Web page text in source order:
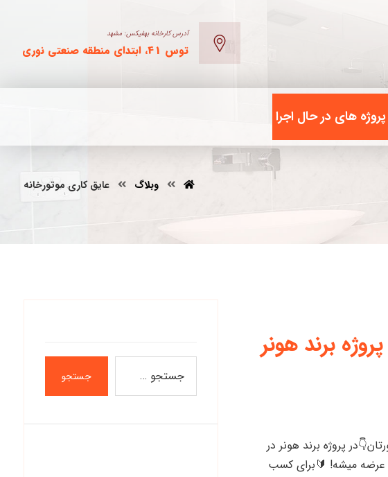
آدرس کارخانه بهفیکس: مشهد
توس 41، ابتدای منطقه صنعتی نوری
پروژه های در حال اجرا
وبلاگ عایق کاری موتورخانه
برند هونر
پروژه برند هونر در
عرضه میشه! 🔰برای کسب
جستجو